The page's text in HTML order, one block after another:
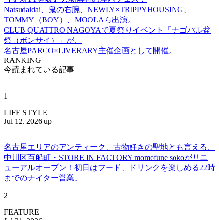
Natsudaidai、鬼の右腕、NEWLY×TRIPPYHOUSING、
TOMMY（BOY）、MOOLAら出演。
CLUB QUATTRO NAGOYAで夏祭りイベント「ナゴパル盆
祭（ボンサイ）」が、
名古屋PARCO×LIVERARY主催企画として開催。
RANKING
今読まれている記事
1
LIFE STYLE
Jul 12. 2026 up
名古屋エリアのアンティーク、古物好きの聖地とも言える、
中川区百船町・STORE IN FACTORY momofune sokoがリニ
ューアルオープン！初日はフード、ドリンクを楽しめる22時
までのナイター営業。
2
FEATURE